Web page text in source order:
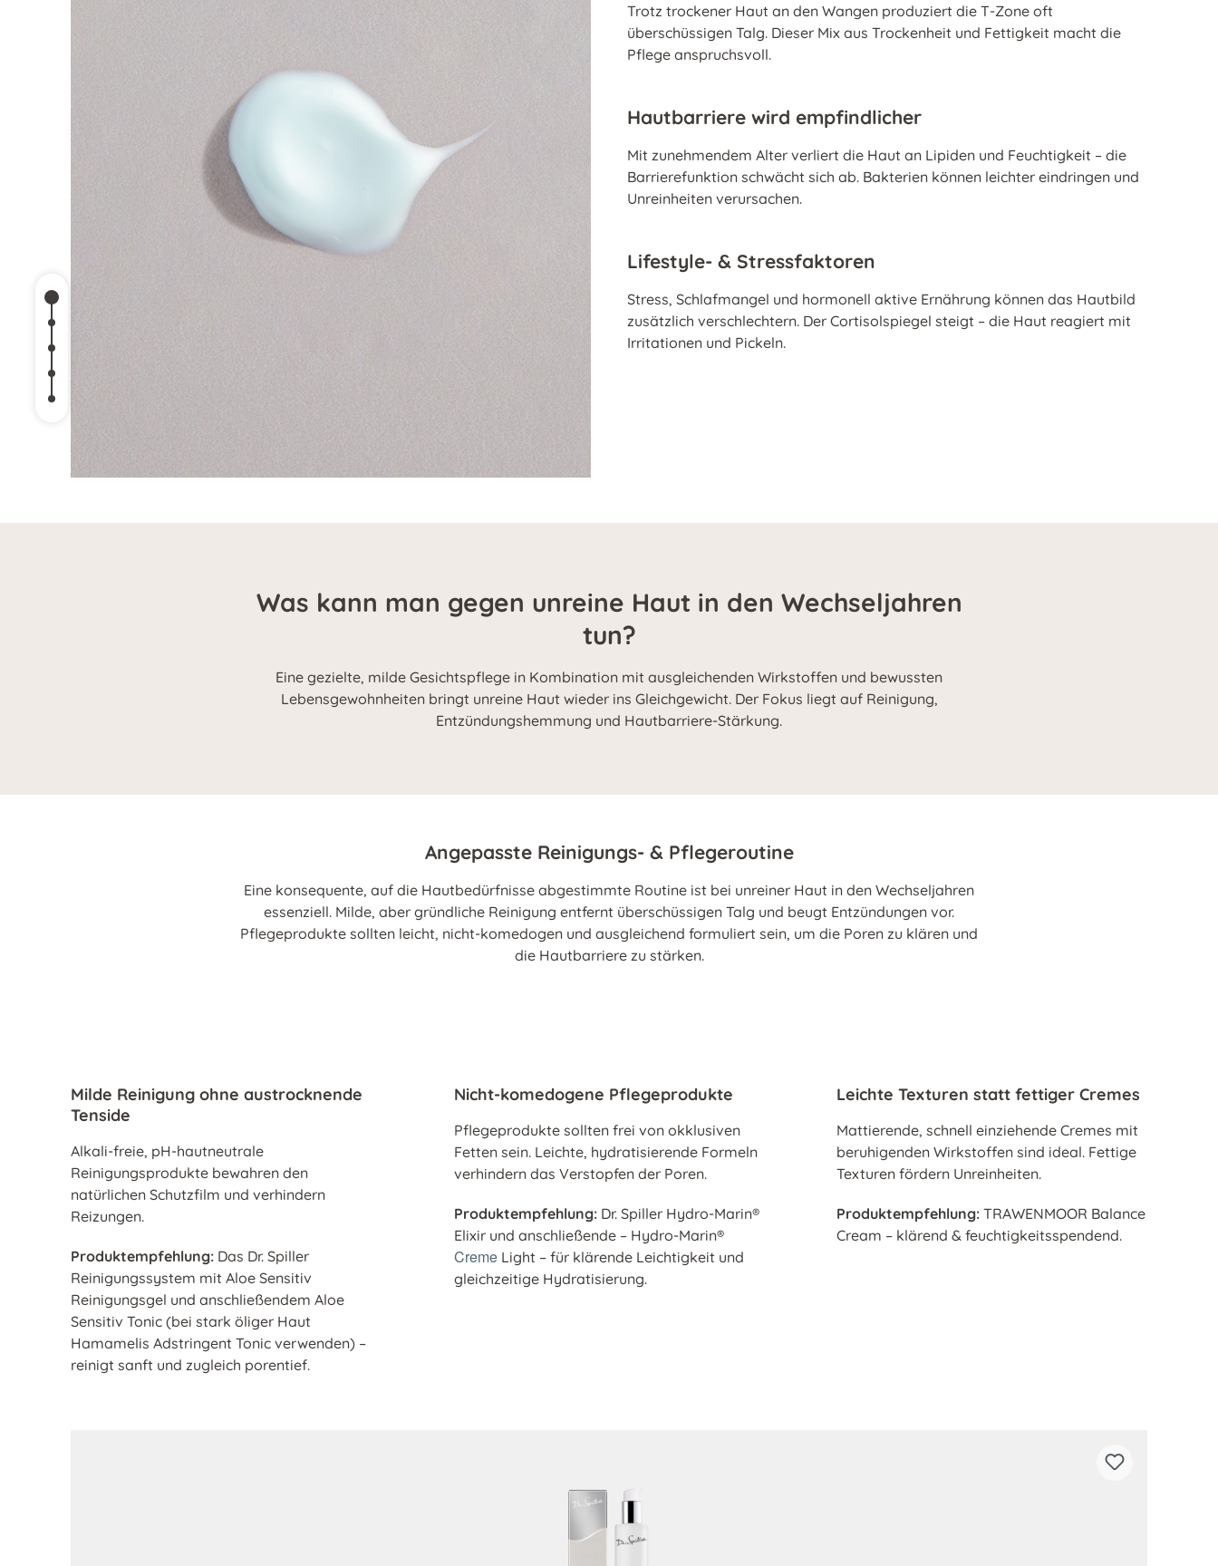
Trotz trockener Haut an den Wangen produziert die T-Zone oft
überschüssigen Talg. Dieser Mix aus Trockenheit und Fettigkeit macht die
Pflege anspruchsvoll.
Hautbarriere wird empfindlicher
Mit zunehmendem Alter verliert die Haut an Lipiden und Feuchtigkeit – die
Barrierefunktion schwächt sich ab. Bakterien können leichter eindringen und
Unreinheiten verursachen.
Lifestyle- & Stressfaktoren
Stress, Schlafmangel und hormonell aktive Ernährung können das Hautbild
zusätzlich verschlechtern. Der Cortisolspiegel steigt – die Haut reagiert mit
Irritationen und Pickeln.
Was kann man gegen unreine Haut in den Wechseljahren
tun?
Eine gezielte, milde Gesichtspflege in Kombination mit ausgleichenden Wirkstoffen und bewussten
Lebensgewohnheiten bringt unreine Haut wieder ins Gleichgewicht. Der Fokus liegt auf Reinigung,
Entzündungshemmung und Hautbarriere-Stärkung.
Angepasste Reinigungs- & Pflegeroutine
Eine konsequente, auf die Hautbedürfnisse abgestimmte Routine ist bei unreiner Haut in den Wechseljahren
essenziell. Milde, aber gründliche Reinigung entfernt überschüssigen Talg und beugt Entzündungen vor.
Pflegeprodukte sollten leicht, nicht-komedogen und ausgleichend formuliert sein, um die Poren zu klären und
die Hautbarriere zu stärken.
Milde Reinigung ohne austrocknende
Tenside
Alkali-freie, pH-hautneutrale
Reinigungsprodukte bewahren den
natürlichen Schutzfilm und verhindern
Reizungen.
Produktempfehlung: Das Dr. Spiller
Reinigungssystem mit Aloe Sensitiv
Reinigungsgel und anschließendem Aloe
Sensitiv Tonic (bei stark öliger Haut
Hamamelis Adstringent Tonic verwenden) –
reinigt sanft und zugleich porentief.
Nicht-komedogene Pflegeprodukte
Pflegeprodukte sollten frei von okklusiven
Fetten sein. Leichte, hydratisierende Formeln
verhindern das Verstopfen der Poren.
Produktempfehlung:Dr. Spiller Hydro-Marin®
Elixir und anschließende – Hydro-Marin®
Creme Light – für klärende Leichtigkeit und
gleichzeitige Hydratisierung.
Leichte Texturen statt fettiger Cremes
Mattierende, schnell einziehende Cremes mit
beruhigenden Wirkstoffen sind ideal. Fettige
Texturen fördern Unreinheiten.
Produktempfehlung: TRAWENMOOR Balance
Cream – klärend & feuchtigkeitsspendend.